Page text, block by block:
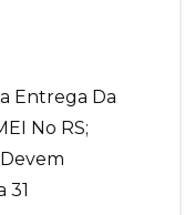
Entrega Da
No RS;
31